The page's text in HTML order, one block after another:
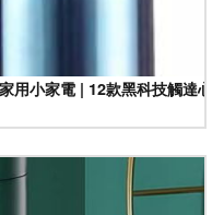
家用小家電 | 12款黑科技觸達